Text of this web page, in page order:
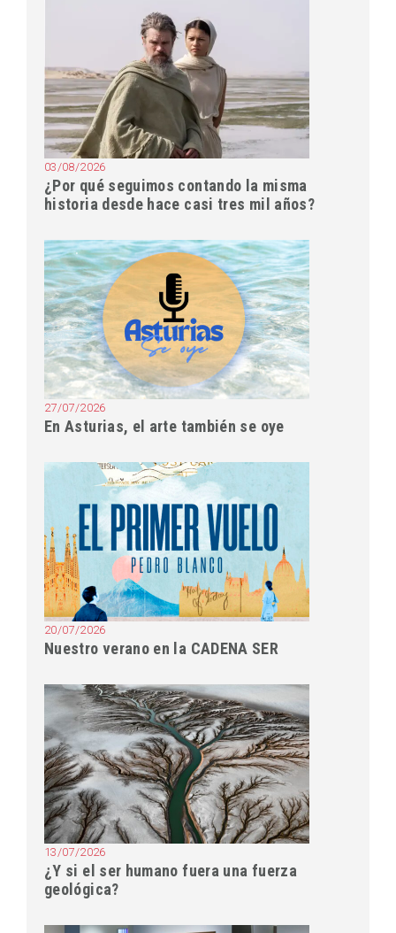
03/08/2026
¿Por qué seguimos contando la misma
historia desde hace casi tres mil años?
27/07/2026
En Asturias, el arte también se oye
20/07/2026
Nuestro verano en la CADENA SER
13/07/2026
¿Y si el ser humano fuera una fuerza
geológica?